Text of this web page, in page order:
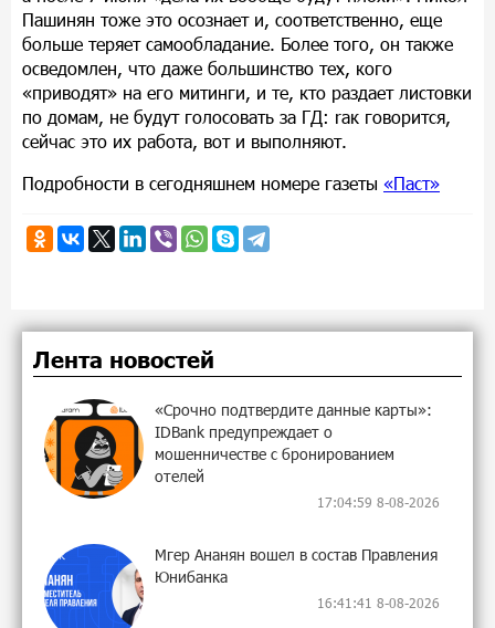
Пашинян тоже это осознает и, соответственно, еще
больше теряет самообладание. Более того, он также
осведомлен, что даже большинство тех, кого
«приводят» на его митинги, и те, кто раздает листовки
по домам, не будут голосовать за ГД: rак говорится,
сейчас это их работа, вот и выполняют.
Подробности в сегодняшнем номере газеты «Паст»
Лента новостей
«Срочно подтвердите данные карты»:
IDBank предупреждает о
мошенничестве с бронированием
отелей
17:04:59 8-08-2026
Мгер Ананян вошел в состав Правления
Юнибанка
16:41:41 8-08-2026